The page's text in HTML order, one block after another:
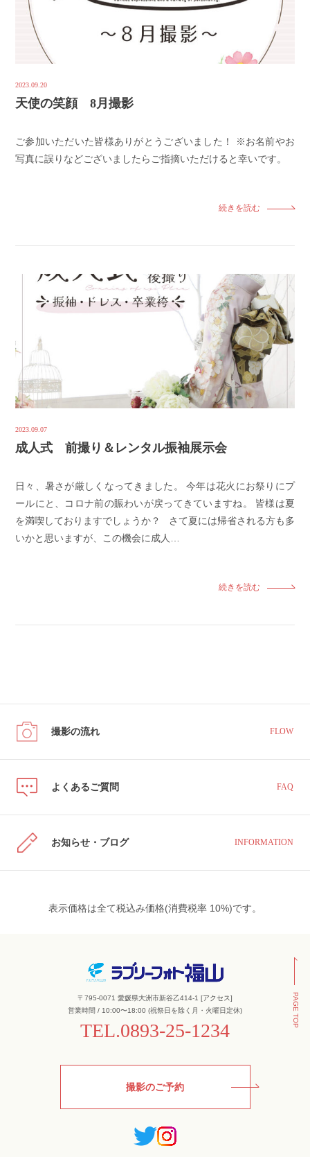
2023.09.20
天使の笑顔 8月撮影
ご参加いただいた皆様ありがとうございました！ ※お名前やお
写真に誤りなどございましたらご指摘いただけると幸いです。
続きを読む
2023.09.07
成人式 前撮り＆レンタル振袖展示会
日々、暑さが厳しくなってきました。 今年は花火にお祭りにプ
ールにと、コロナ前の賑わいが戻ってきていますね。 皆様は夏
を満喫しておりますでしょうか？ さて夏には帰省される方も多
いかと思いますが、この機会に成人…
続きを読む
撮影の流れ FLOW
よくあるご質問 FAQ
お知らせ・ブログ INFORMATION
表示価格は全て税込み価格(消費税率 10%)です。
〒795-0071 愛媛県大洲市新谷乙414-1 [アクセス]
営業時間 / 10:00〜18:00 (祝祭日を除く月・火曜日定休)
TEL.0893-25-1234
撮影のご予約
PAGE TOP